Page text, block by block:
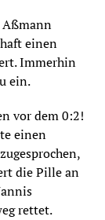
Aßmann
einen
Immerhin
ein.
vor dem 0:2!
einen
die Pille an
rettet.